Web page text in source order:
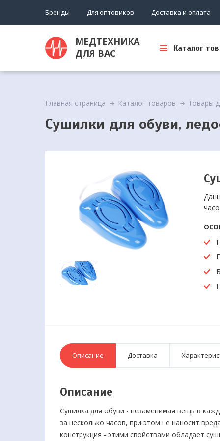
Бренды Для оптовиков Доставка и оплата
МЕДТЕХНИКА
ДЛЯ ВАС
Каталог
Главная страница Каталог товаров Товары
Сушилки для обуви,
Описание Доставка
Описание
Сушилка для обуви - незаменимая вещь в
за несколько часов, при этом не наносит
конструкция - этими свойствами обладает